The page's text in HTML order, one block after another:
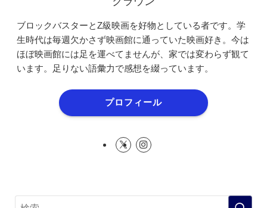
ブロックバスターとZ級映画を好物としている者です。学
生時代は毎週欠かさず映画館に通っていた映画好き。今は
ほぼ映画館には足を運べてませんが、家では変わらず観て
います。足りない語彙力で感想を綴っています。
プロフィール